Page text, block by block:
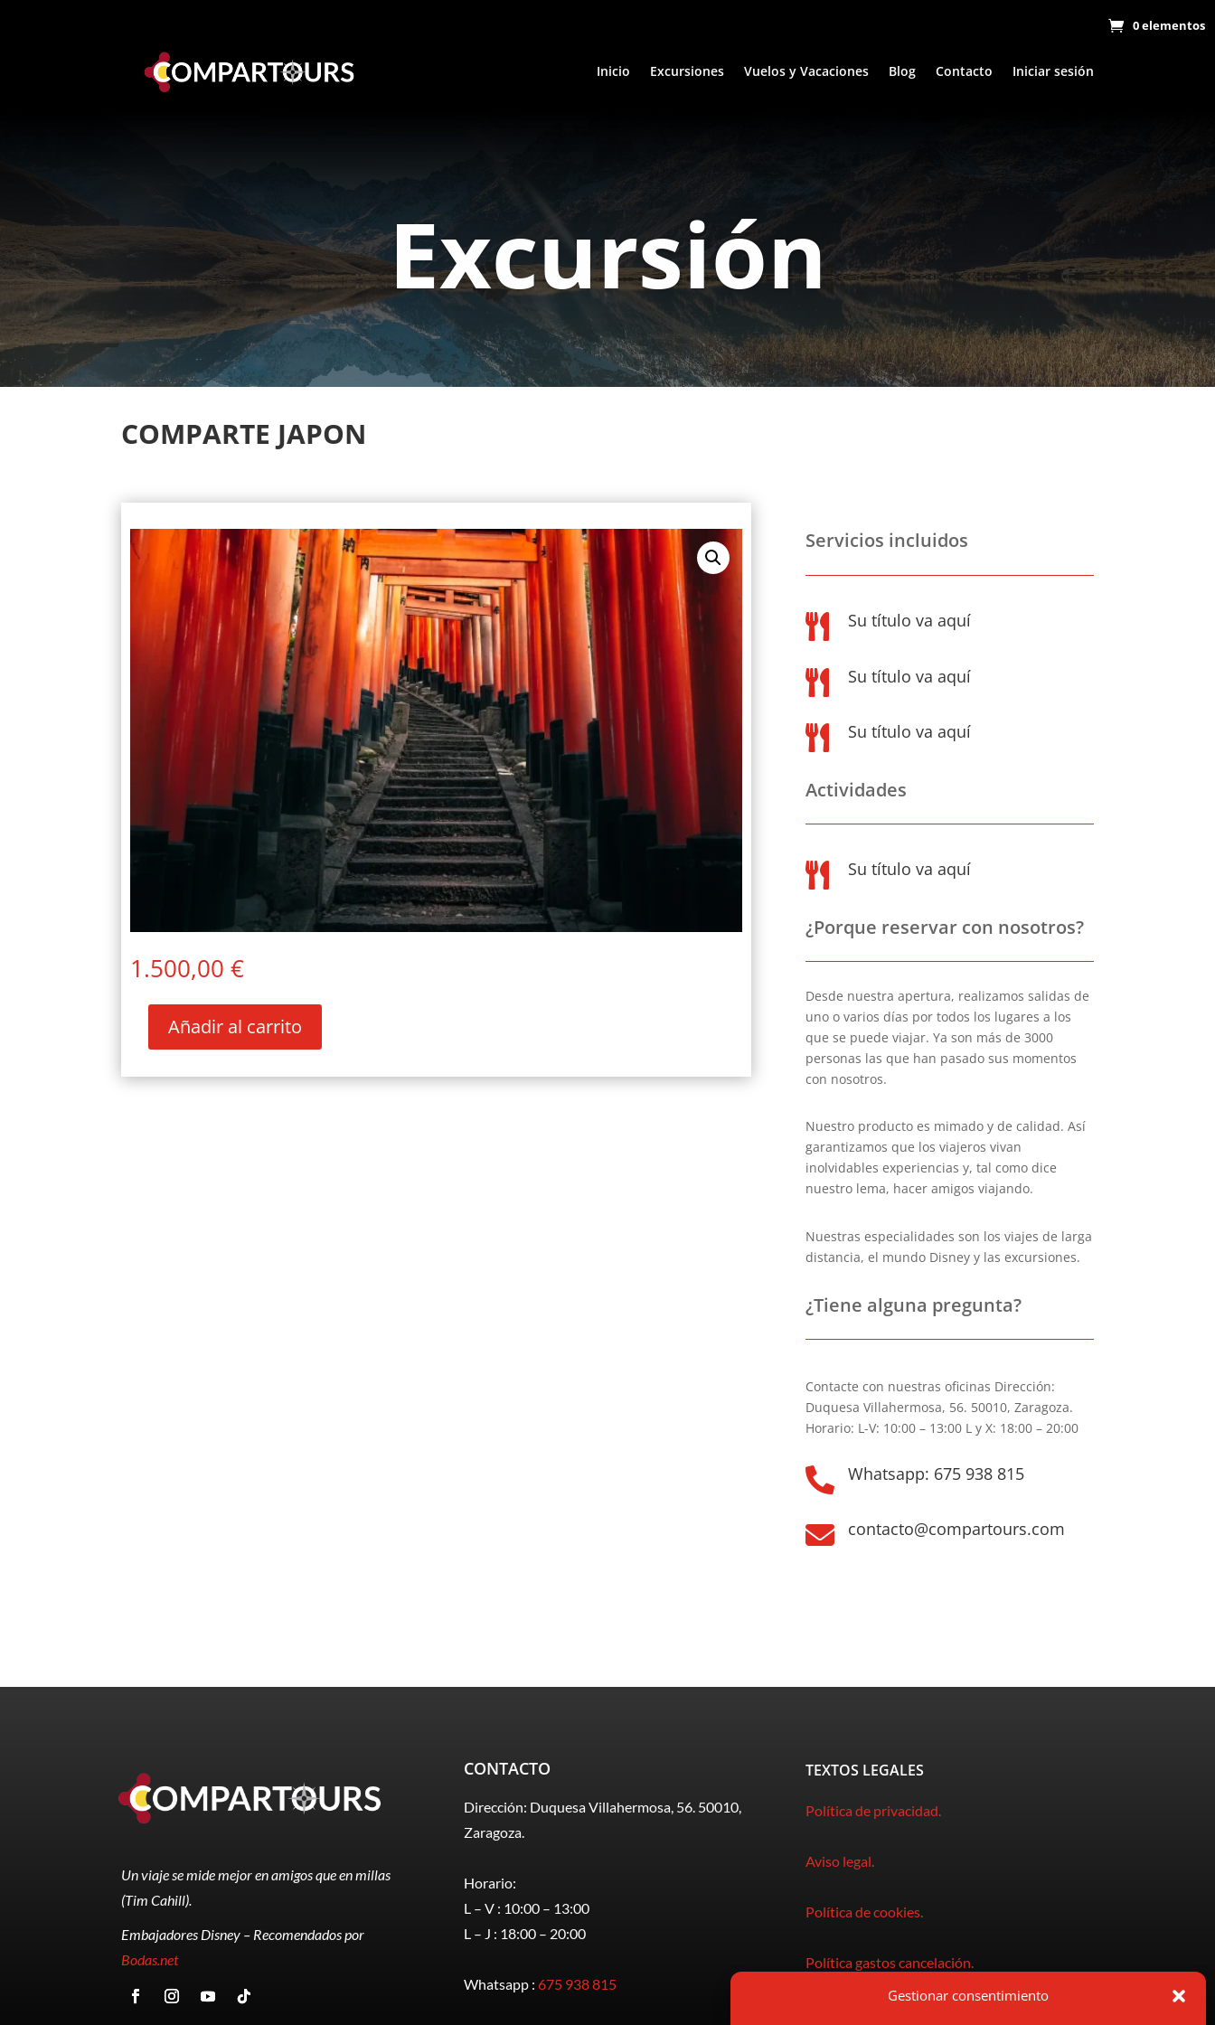
Gestionar consentimiento
0 elementos
Inicio Excursiones Vuelos y Vacaciones Blog Contacto Iniciar sesión
Excursión
COMPARTE JAPON
1.500,00€
COMPARTE
cantidad
Añadir al carrito
Servicios incluidos
 Su título va aquí
 Su título va aquí
 Su título va aquí
Actividades
 Su título va aquí
¿Porque reservar con nosotros?
Desde nuestra apertura, realizamos salidas de
uno o varios días por todos los lugares a los
que se puede viajar. Ya son más de 3000
personas las que han pasado sus momentos
con nosotros.
Nuestro producto es mimado y de calidad. Así
garantizamos que los viajeros vivan
inolvidables experiencias y, tal como dice
nuestro lema, hacer amigos viajando.
Nuestras especialidades son los viajes de larga
distancia, el mundo Disney y las excursiones.
¿Tiene alguna pregunta?
Contacte con nuestras oficinas Dirección:
Duquesa Villahermosa, 56. 50010, Zaragoza.
Horario: L-V: 10:00 – 13:00 L y X: 18:00 – 20:00
 Whatsapp: 675 938 815
 contacto@compartours.com
Un viaje se mide mejor en amigos que en millas
(Tim Cahill).
Embajadores Disney – Recomendados por
Bodas.net
CONTACTO
Dirección: Duquesa Villahermosa, 56. 50010,
Zaragoza.
Horario:
L – V : 10:00 – 13:00
L – J : 18:00 – 20:00
Whatsapp : 675 938 815
TEXTOS LEGALES
Política de privacidad.
Aviso legal.
Política de cookies.
Política gastos cancelación.